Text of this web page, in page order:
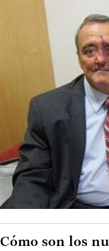
Cómo son los